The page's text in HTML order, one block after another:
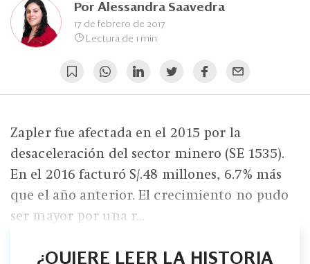
Ranking CEO
Edición Impresa
Por Alessandra Saavedra
17 de febrero de 2017
Lectura de 1 min
Zapler fue afectada en el 2015 por la
desaceleración del sector minero (SE 1535).
En el 2016 facturó S/.48 millones, 6.7% más
que el año anterior. El crecimiento no pudo
ser mayor por una r...
¿QUIERE LEER LA HISTORIA